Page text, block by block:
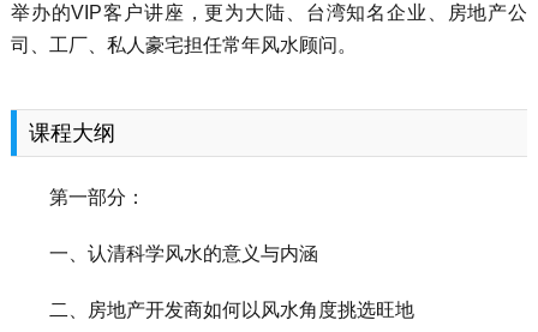
举办的VIP客户讲座，更为大陆、台湾知名企业、房地产公
司、工厂、私人豪宅担任常年风水顾问。
课程大纲
第一部分：
一、认清科学风水的意义与内涵
二、房地产开发商如何以风水角度挑选旺地